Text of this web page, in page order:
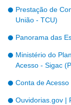
Prestação de
União - TCU)
Panorama das
Ministério do
Acesso - Sigac
Conta de
Ouvidorias.gov |